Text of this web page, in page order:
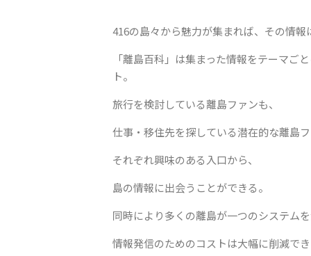
416の島々から魅力が集まれば、その情報
「離島百科」は集まった情報をテーマご
ト。
旅行を検討している離島ファンも、
仕事・移住先を探している潜在的な離島
それぞれ興味のある入口から、
島の情報に出会うことができる。
同時により多くの離島が一つのシステム
情報発信のためのコストは大幅に削減で